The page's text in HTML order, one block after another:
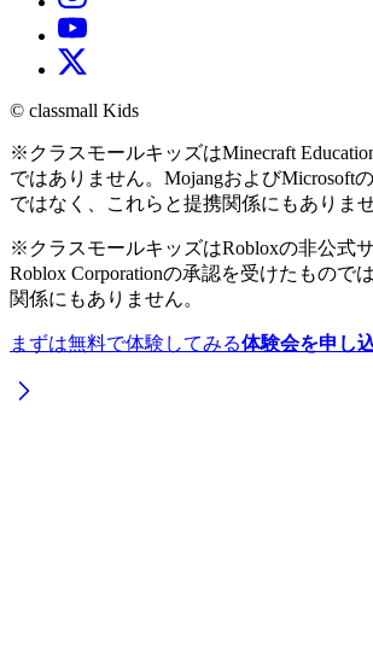
© classmall Kids
※ クラスモールキッズはMinecraft
ではありません。MojangおよびMicrosoft
ではなく、これらと提携関係にもありませ
※ クラスモールキッズはRobloxの非公式
Roblox Corporationの承認を受けたもので
関係にもありません。
まずは無料で体験してみる体験会を申し